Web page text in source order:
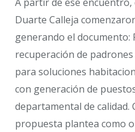
Duarte Calleja
generando el documento:
recuperación de
para soluciones
con generación de
departamental de
propuesta plantea como